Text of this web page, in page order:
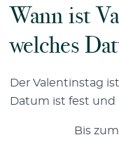
Wann ist
welches
Der Valentinstag
Datum ist fest und
Bis